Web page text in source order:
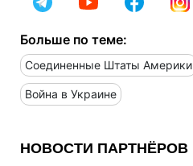
Больше по теме:
Соединенные Штаты Америки
Война в Украине